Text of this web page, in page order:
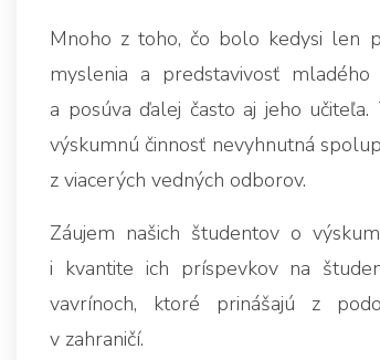
Mnoho z toho, čo bolo kedysi len
myslenia a predstavivosť
a posúva ďalej často aj jeho
výskumnú činnosť nevyhnutná
z viacerých vedných odborov.
Záujem našich študentov o
i kvantite ich príspevkov na
vavrínoch, ktoré prinášajú z
v zahraničí.